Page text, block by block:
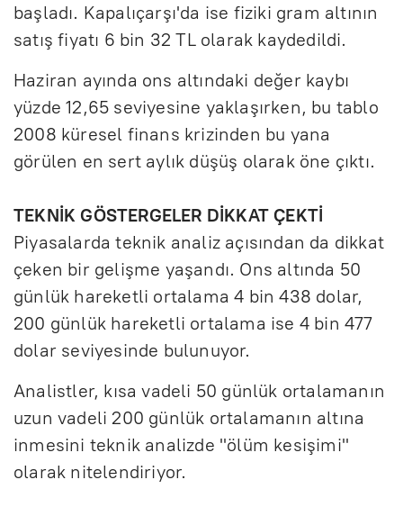
başladı. Kapalıçarşı'da ise fiziki gram altının
satış fiyatı 6 bin 32 TL olarak kaydedildi.
Haziran ayında ons altındaki değer kaybı
yüzde 12,65 seviyesine yaklaşırken, bu tablo
2008 küresel finans krizinden bu yana
görülen en sert aylık düşüş olarak öne çıktı.
TEKNİK GÖSTERGELER DİKKAT ÇEKTİ
Piyasalarda teknik analiz açısından da dikkat
çeken bir gelişme yaşandı. Ons altında 50
günlük hareketli ortalama 4 bin 438 dolar,
200 günlük hareketli ortalama ise 4 bin 477
dolar seviyesinde bulunuyor.
Analistler, kısa vadeli 50 günlük ortalamanın
uzun vadeli 200 günlük ortalamanın altına
inmesini teknik analizde "ölüm kesişimi"
olarak nitelendiriyor.